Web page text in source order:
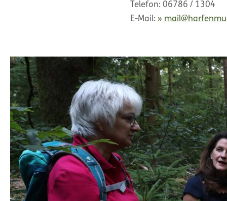
Telefon: 06786 / 1304
E-Mail: